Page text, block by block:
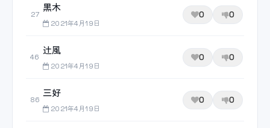
27
黒木
2021年4月19日
0 0
46
辻風
2021年4月19日
0 0
86
三好
2021年4月19日
0 0